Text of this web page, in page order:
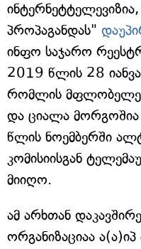
პროპაგანდას"
ინფო საჯარო
2019 წლის 28
რომლის
და ციალა მორგოშია
წლის ნოემბერში
კომისიისგან
მიიღო.
ამ არხთან
ორგანიზაციაა